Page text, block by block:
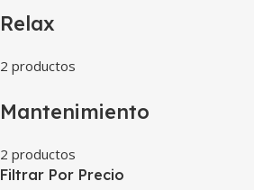
Relax
2 productos
Mantenimiento
2 productos
Filtrar Por Precio